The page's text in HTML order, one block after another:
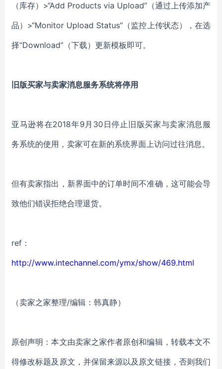
（库存）>“Add Products via Upload”（通过上传添加产
品）>“Monitor Upload Status”（监控上传状态），在选
择“Download”（下载）更新模板即可。
旧版买家与卖家消息服务系统将停用
亚马逊将在2018年9月30日停止旧版买家与卖家消息服
务系统的使用，卖家可在新的系统界面上访问过往消息。
但有卖家指出，新界面中的订单时间不准确，这可能会导
致他们错误拒绝合理退货。
ref：
http://www.intechannel.com/ymx/show/469.html
（卖家之家整理/编辑：韩真静）
原创声明：本文由卖家之家作者原创和编辑，转载本文不
得修改标题及原文，并保留来源以及原文链接，否则我们